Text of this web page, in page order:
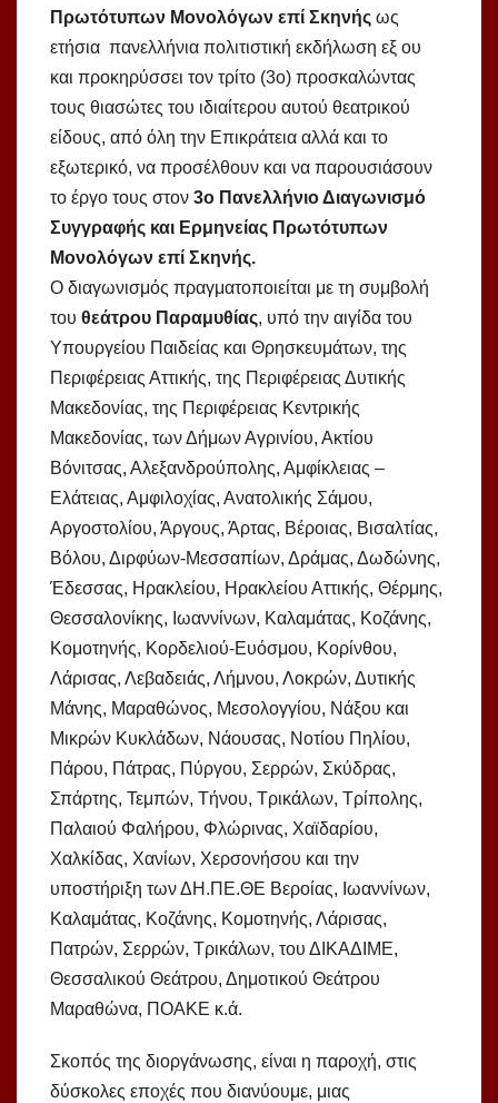
Πρωτότυπων Μονολόγων επί Σκηνής ως
ετήσια πανελλήνια πολιτιστική εκδήλωση εξ ου
και προκηρύσσει τον τρίτο (3ο) προσκαλώντας
τους θιασώτες του ιδιαίτερου αυτού θεατρικού
είδους, από όλη την Επικράτεια αλλά και το
εξωτερικό, να προσέλθουν και να παρουσιάσουν
το έργο τους στον 3ο Πανελλήνιο Διαγωνισμό
Συγγραφής και Ερμηνείας Πρωτότυπων
Μονολόγων επί Σκηνής.
Ο διαγωνισμός πραγματοποιείται με τη συμβολή
του θεάτρου Παραμυθίας, υπό την αιγίδα του
Υπουργείου Παιδείας και Θρησκευμάτων, της
Περιφέρειας Αττικής, της Περιφέρειας Δυτικής
Μακεδονίας, της Περιφέρειας Κεντρικής
Μακεδονίας, των Δήμων Αγρινίου, Ακτίου
Βόνιτσας, Αλεξανδρούπολης, Αμφίκλειας –
Ελάτειας, Αμφιλοχίας, Ανατολικής Σάμου,
Αργοστολίου, Άργους, Άρτας, Βέροιας, Βισαλτίας,
Βόλου, Διρφύων-Μεσσαπίων, Δράμας, Δωδώνης,
Έδεσσας, Ηρακλείου, Ηρακλείου Αττικής, Θέρμης,
Θεσσαλονίκης, Ιωαννίνων, Καλαμάτας, Κοζάνης,
Κομοτηνής, Κορδελιού-Ευόσμου, Κορίνθου,
Λάρισας, Λεβαδειάς, Λήμνου, Λοκρών, Δυτικής
Μάνης, Μαραθώνος, Μεσολογγίου, Νάξου και
Μικρών Κυκλάδων, Νάουσας, Νοτίου Πηλίου,
Πάρου, Πάτρας, Πύργου, Σερρών, Σκύδρας,
Σπάρτης, Τεμπών, Τήνου, Τρικάλων, Τρίπολης,
Παλαιού Φαλήρου, Φλώρινας, Χαϊδαρίου,
Χαλκίδας, Χανίων, Χερσονήσου και την
υποστήριξη των ΔΗ.ΠΕ.ΘΕ Βεροίας, Ιωαννίνων,
Καλαμάτας, Κοζάνης, Κομοτηνής, Λάρισας,
Πατρών, Σερρών, Τρικάλων, του ΔΙΚΑΔΙΜΕ,
Θεσσαλικού Θεάτρου, Δημοτικού Θεάτρου
Μαραθώνα, ΠΟΑΚΕ κ.ά.
Σκοπός της διοργάνωσης, είναι η παροχή, στις
δύσκολες εποχές που διανύουμε, μιας